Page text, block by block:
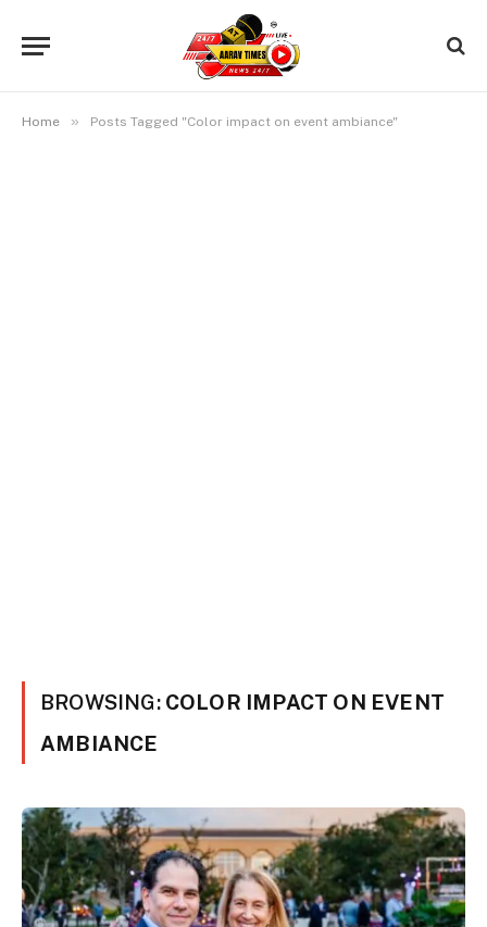
Home » Posts Tagged "Color impact on event ambiance"
BROWSING: COLOR IMPACT ON EVENT
AMBIANCE